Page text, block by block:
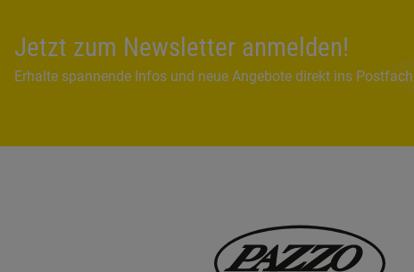
Jetzt zum Newsletter anmelden!
Erhalte spannende Infos und neue Angebote direkt ins Postfach